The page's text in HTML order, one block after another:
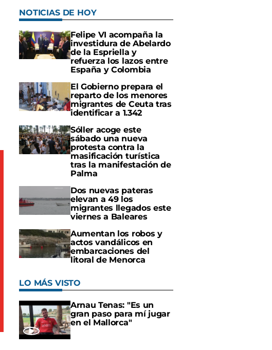
NOTICIAS DE HOY
Felipe VI acompaña la
investidura de Abelardo
de la Espriella y
refuerza los lazos entre
España y Colombia
El Gobierno prepara el
reparto de los menores
migrantes de Ceuta tras
identificar a 1.342
Sóller acoge este
sábado una nueva
protesta contra la
masificación turística
tras la manifestación de
Palma
Dos nuevas pateras
elevan a 49 los
migrantes llegados este
viernes a Baleares
Aumentan los robos y
actos vandálicos en
embarcaciones del
litoral de Menorca
LO MÁS VISTO
Arnau Tenas: "Es un
gran paso para mí jugar
en el Mallorca"